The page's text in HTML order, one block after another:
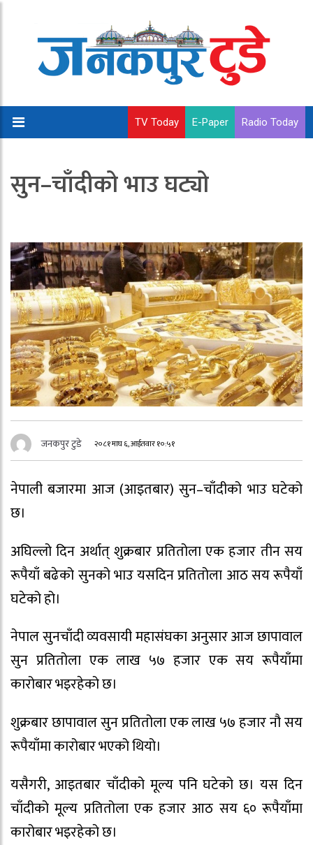
TV Today E-Paper Radio Today
सुन–चाँदीको भाउ घट्यो
जनकपुर टुडे २०८१ माघ ६, आईतवार १०:५१
नेपाली बजारमा आज (आइतबार) सुन–चाँदीको भाउ घटेको
छ।
अघिल्लो दिन अर्थात् शुक्रबार प्रतितोला एक हजार तीन सय
रूपैयाँ बढेको सुनको भाउ यसदिन प्रतितोला आठ सय रूपैयाँ
घटेको हो।
नेपाल सुनचाँदी व्यवसायी महासंघका अनुसार आज छापावाल
सुन प्रतितोला एक लाख ५७ हजार एक सय रूपैयाँमा
कारोबार भइरहेको छ।
शुक्रबार छापावाल सुन प्रतितोला एक लाख ५७ हजार नौ सय
रूपैयाँमा कारोबार भएको थियो।
यसैगरी, आइतबार चाँदीको मूल्य पनि घटेको छ। यस दिन
चाँदीको मूल्य प्रतितोला एक हजार आठ सय ६० रूपैयाँमा
कारोबार भइरहेको छ।